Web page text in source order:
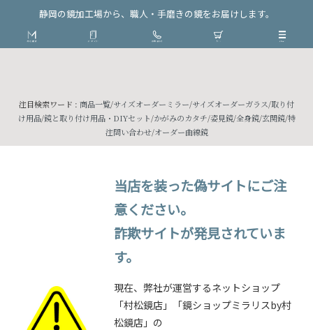
静岡の鏡加工場から、職人・手磨きの鏡をお届けします。
注目検索ワード : 商品一覧/サイズオーダーミラー/サイズオーダーガラス/取り付
け用品/鏡と取り付け用品・DIYセット/かがみのカタチ/姿見鏡/全身鏡/玄関鏡/特
注問い合わせ/オーダー曲線鏡
当店を装った偽サイトにご注
意ください。
詐欺サイトが発見されていま
す。
現在、弊社が運営するネットショップ
「村松鏡店」「鏡ショップミラリスby村
松鏡店」の